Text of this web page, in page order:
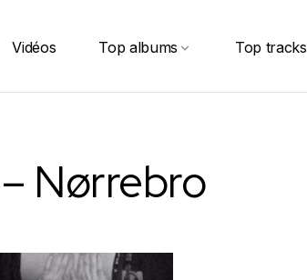
Vidéos Top albums Top tracks
Nørrebro